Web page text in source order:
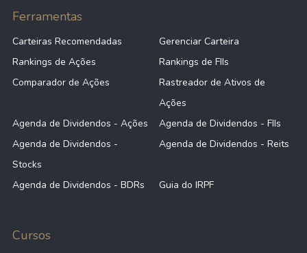
Ferramentas
Carteiras Recomendadas
Gerenciar Carteira
Rankings de Ações
Rankings de FIIs
Comparador de Ações
Rastreador de Ativos de
Ações
Agenda de Dividendos - Ações
Agenda de Dividendos - FIIs
Agenda de Dividendos -
Stocks
Agenda de Dividendos - Reits
Agenda de Dividendos - BDRs Guia do IRPF
Cursos